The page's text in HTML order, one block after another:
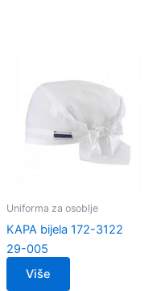
Uniforma za osoblje
KAPA bijela 172-3122
29-005
Više